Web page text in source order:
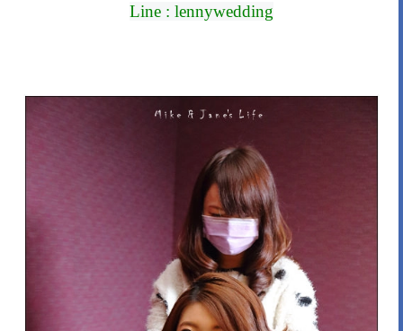
Line : lennywedding